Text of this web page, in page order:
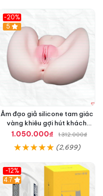
-20%
Hot
5
Âm đạo giả silicone tam giác
vàng khiêu gợi hút khách
hàng nam
1.050.000₫ 1.312.000₫
(2,699)
-12%
Hot
4.7